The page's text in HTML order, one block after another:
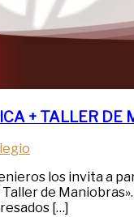
+ TALLER DE
los invita a
de
[…]